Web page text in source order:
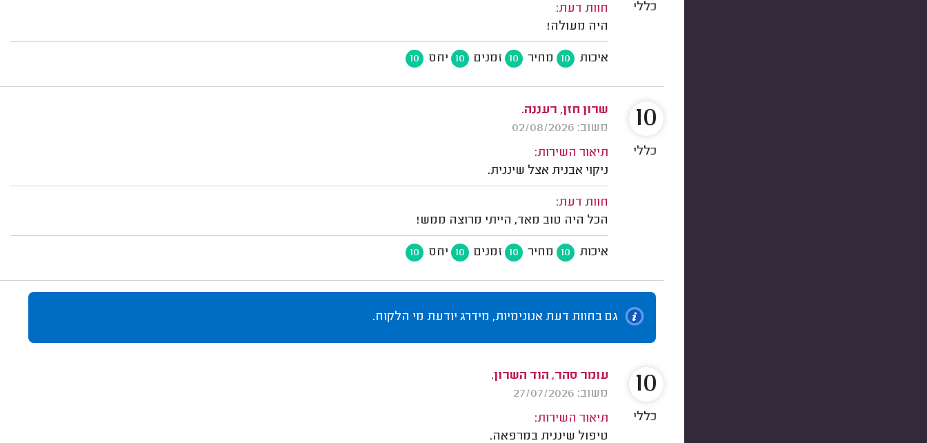
חוות דעת:
היה מעולה!
איכות 10 מחיר 10 זמנים 10 יחס 10
כללי
שרון חזן, רעננה.
משוב: 02/08/2026
תיאור השירות:
ניקוי אבנית אצל שיננית.
חוות דעת:
הכל היה טוב מאד, הייתי מרוצה ממש!
איכות 10 מחיר 10 זמנים 10 יחס 10
10
כללי
גם בחוות דעת אנונימיות, מידרג יודעת מי הלקוח.
עומר סהר, הוד השרון.
משוב: 27/07/2026
תיאור השירות:
טיפול שיננית במרפאה.
10
כללי